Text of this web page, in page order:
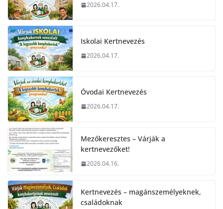
2026.04.17.
Iskolai Kertnevezés
2026.04.17.
Óvodai Kertnevezés
2026.04.17.
Mezőkeresztes – Várják a
kertnevezőket!
2026.04.16.
Kertnevezés – magánszemélyeknek,
családoknak